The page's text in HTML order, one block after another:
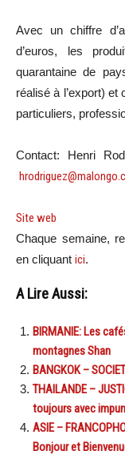
Avec un chiffre
d’euros, les
quarantaine de
réalisé à l’export) et
particuliers,
Contact: Henri
Site web
Chaque semaine,
en cliquant ici.
A Lire Aussi:
BIRMANIE: Les
montagnes Shan
BANGKOK –
THAILANDE –
toujours avec
ASIE –
Bonjour et